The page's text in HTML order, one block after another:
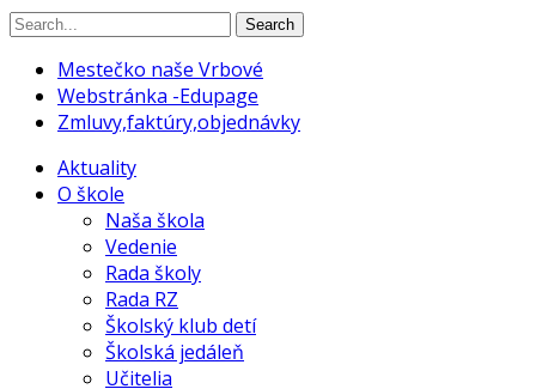
Search
Mestečko naše Vrbové
Webstránka -Edupage
Zmluvy,faktúry,objednávky
Aktuality
O škole
Naša škola
Vedenie
Rada školy
Rada RZ
Školský klub detí
Školská jedáleň
Učitelia